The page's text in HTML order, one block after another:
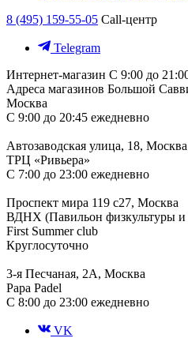
8 (495) 159-55-05 Call-центр
Telegram
Интернет-магазин С 9:00 до
Адреса магазинов Большой
Москва
С 9:00 до 20:45 ежедневно
Автозаводская улица, 18, Москва
ТРЦ «Ривьера»
С 7:00 до 23:00 ежедневно
Проспект мира 119 с27, Москва
ВДНХ (Павильон физкультуры и
First Summer club
Круглосуточно
3-я Песчаная, 2А, Москва
Papa Padel
С 8:00 до 23:00 ежедневно
VK